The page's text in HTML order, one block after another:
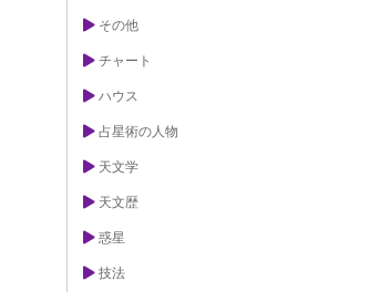
その他
チャート
ハウス
占星術の人物
天文学
天文歴
惑星
技法